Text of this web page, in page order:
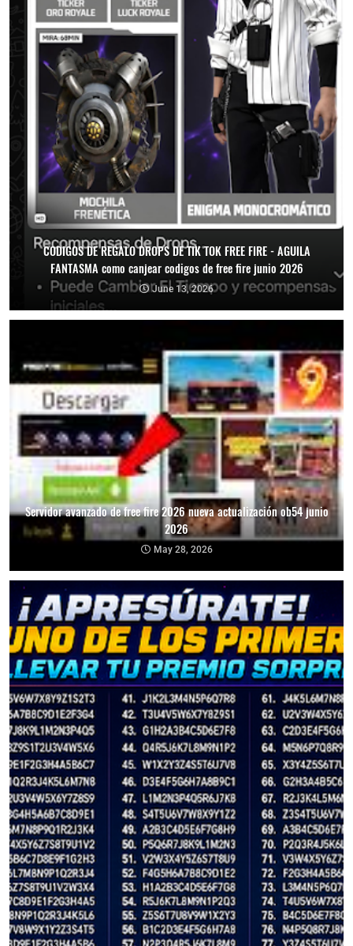
CODIGOS DE REGALO DROPS DE TIK TOK FREE FIRE - AGUILA
FANTASMA como canjear codigos de free fire junio 2026
June 13, 2026
Servidor avanzado de free fire 2026 nueva actualización ob54 junio
2026
May 28, 2026